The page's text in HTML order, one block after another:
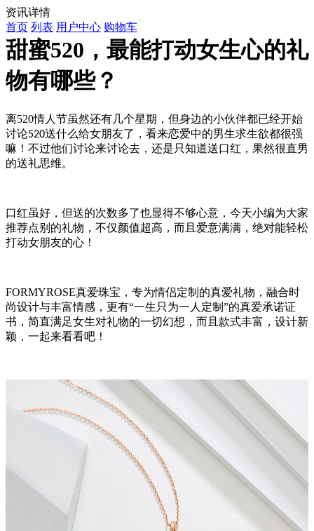
资讯详情
首页 列表 用户中心 购物车
甜蜜520，最能打动女生心的礼
物有哪些？
离520情人节虽然还有几个星期，但身边的小伙伴都已经开始
讨论520送什么给女朋友了，看来恋爱中的男生求生欲都很强
嘛！不过他们讨论来讨论去，还是只知道送口红，果然很直男
的送礼思维。
口红虽好，但送的次数多了也显得不够心意，今天小编为大家
推荐点别的礼物，不仅颜值超高，而且爱意满满，绝对能轻松
打动女朋友的心！
FORMYROSE真爱珠宝，专为情侣定制的真爱礼物，融合时
尚设计与丰富情感，更有“一生只为一人定制”的真爱承诺证
书，简直满足女生对礼物的一切幻想，而且款式丰富，设计新
颖，一起来看看吧！